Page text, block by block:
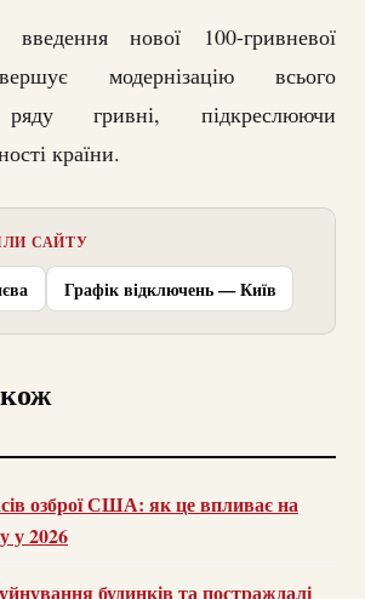
нової 100-гривневої
модернізацію всього
ряду гривні, підкреслюючи
країни.
САЙТУ
Графік відключень — Київ
озброї США: як це впливає на
у 2026
будинків та постраждалі